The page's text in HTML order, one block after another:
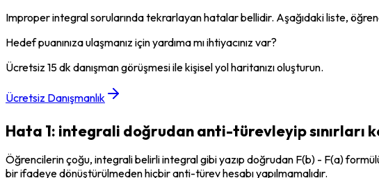
Improper integral sorularında tekrarlayan hatalar bellidir. Aşağıdaki liste,
Hedef puanınıza ulaşmanız için yardıma mı ihtiyacınız var?
Ücretsiz 15 dk danışman görüşmesi ile kişisel yol haritanızı oluşturun.
Ücretsiz Danışmanlık
Hata 1: integrali doğrudan anti-türevleyip sınırları
Öğrencilerin çoğu, integrali belirli integral gibi yazıp doğrudan F(b) - F(a)
bir ifadeye dönüştürülmeden hiçbir anti-türev hesabı yapılmamalıdır.